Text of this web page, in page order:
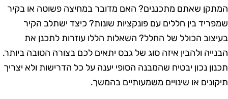
שאתם מתכננים? האם מדובר במחיצה פשוטה או בקיר
בין חללים עם פונקציות שונות? כיצד ישתלב הקיר
הכולל של החלל? השאלות הללו עוזרות לתכנן את
ולהבין איזה סוג של גבס יתאים לכם בצורה הטובה ביותר.
נכון יבטיח שהמבנה הסופי יענה על כל הדרישות ולא יצריך
או שינויים משמעותיים בהמשך.